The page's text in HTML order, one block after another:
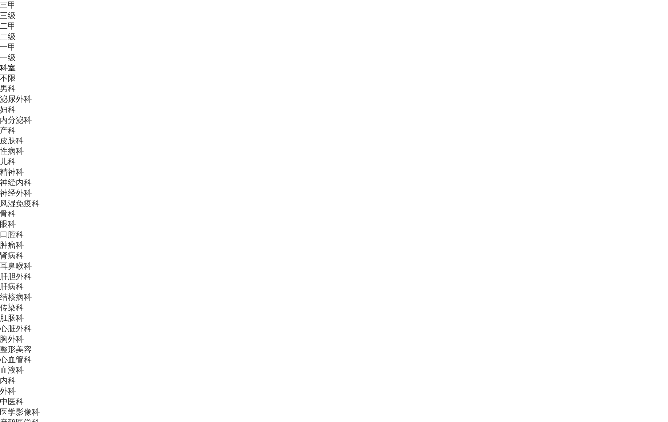
三甲
三级
二甲
二级
一甲
一级
科室
不限
男科
泌尿外科
妇科
内分泌科
产科
皮肤科
性病科
儿科
精神科
神经内科
神经外科
风湿免疫科
骨科
眼科
口腔科
肿瘤科
肾病科
耳鼻喉科
肝胆外科
肝病科
结核病科
传染科
肛肠科
心脏外科
胸外科
整形美容
心血管科
血液科
内科
外科
中医科
医学影像科